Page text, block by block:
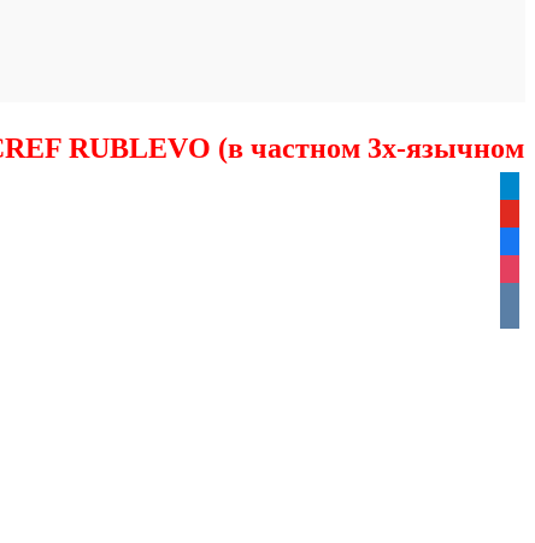
RUBLEVO (в частном 3х-язычном